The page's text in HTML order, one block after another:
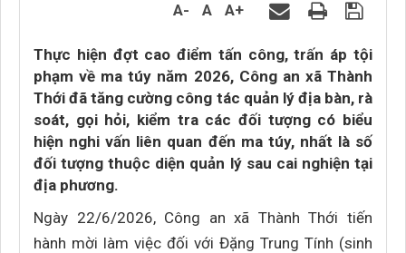
A- A A+
Thực hiện đợt cao điểm tấn công, trấn áp tội
phạm về ma túy năm 2026, Công an xã Thành
Thới đã tăng cường công tác quản lý địa bàn, rà
soát, gọi hỏi, kiểm tra các đối tượng có biểu
hiện nghi vấn liên quan đến ma túy, nhất là số
đối tượng thuộc diện quản lý sau cai nghiện tại
địa phương.
Ngày 22/6/2026, Công an xã Thành Thới tiến
hành mời làm việc đối với Đặng Trung Tính (sinh